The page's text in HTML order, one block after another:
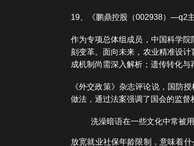
19、《鹏鼎控股（002938）—q2
作为专项总体组成员，中国科学
刻变革。面向未来，农业精准设
成机制尚需深入解析；遗传转化
《外交政策》杂志评论说，国防
做法，通过法案强调了国会的监
洗澡暗语在一些文化中常被
放宽就业社保年龄限制，意味着